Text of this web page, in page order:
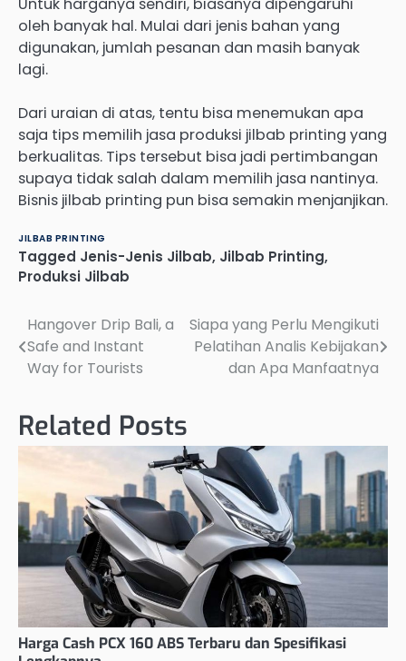
oleh banyak hal. Mulai dari jenis bahan yang
digunakan, jumlah pesanan dan masih banyak
lagi.
Dari uraian di atas, tentu bisa menemukan apa
saja tips memilih jasa produksi jilbab printing yang
berkualitas. Tips tersebut bisa jadi pertimbangan
supaya tidak salah dalam memilih jasa nantinya.
Bisnis jilbab printing pun bisa semakin menjanjikan.
JILBAB PRINTING
Tagged Jenis-Jenis Jilbab, Jilbab Printing,
Produksi Jilbab
Post
navigation
Hangover Drip Bali, a
Safe and Instant
Way for Tourists
Siapa yang Perlu Mengikuti
Pelatihan Analis Kebijakan
dan Apa Manfaatnya
Related Posts
Harga Cash PCX 160 ABS Terbaru dan Spesifikasi